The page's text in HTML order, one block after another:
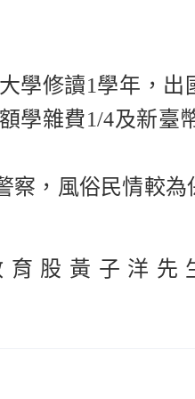
學修讀1學年，出
學雜費1/4及新臺
察，風俗民情較為
股黃子洋先